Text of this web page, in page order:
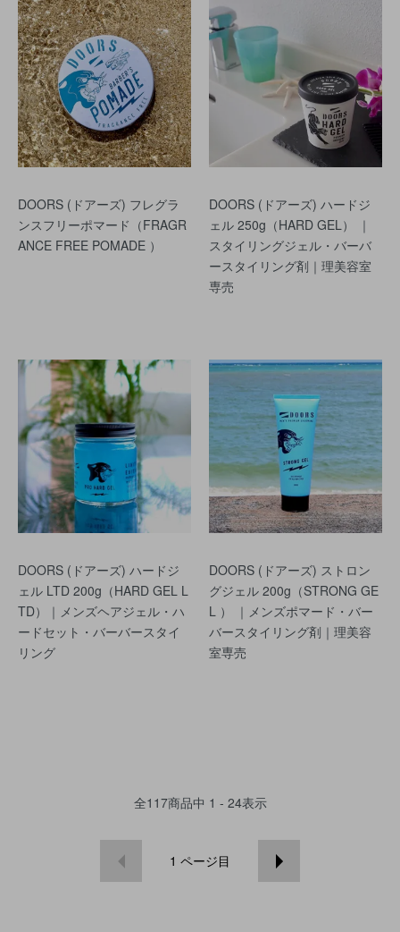
DOORS (ドアーズ) フレグラ
ンスフリーポマード（FRAGR
ANCE FREE POMADE ）
DOORS (ドアーズ) ハードジ
ェル 250g（HARD GEL） ｜
スタイリングジェル・バーバ
ースタイリング剤｜理美容室
専売
DOORS (ドアーズ) ハードジ
ェル LTD 200g（HARD GEL L
TD）｜メンズヘアジェル・ハ
ードセット・バーバースタイ
リング
DOORS (ドアーズ) ストロン
グジェル 200g（STRONG GE
L ） ｜メンズポマード・バー
バースタイリング剤｜理美容
室専売
全117商品中 1 - 24表示
1 ページ目